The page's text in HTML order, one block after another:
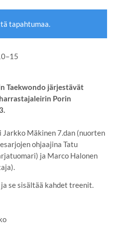
tapahtumaa.
–15
Taekwondo järjestävät
Porin
Mäkinen 7.dan (nuorten
ohjaajina Tatu
ja Marco Halonen
se sisältää kahdet treenit.